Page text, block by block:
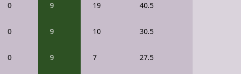
0 9 19 40.5
0 9 10 30.5
0 9 7 27.5